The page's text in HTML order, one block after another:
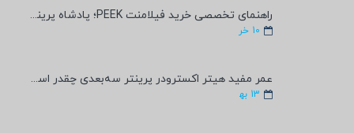
راهنمای تخصصی خرید فیلامنت PEEK؛ پادشاه پرینت سه‌بعدی صنعتی و پزشکی + مشخصات فنی
10 خر
عمر مفید هیتر اکسترودر پرینتر سه‌بعدی چقدر است؟
13 به‍